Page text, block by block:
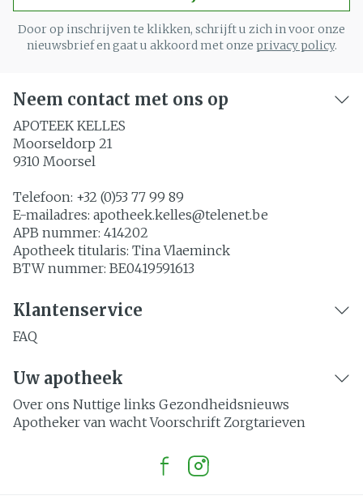
Door op inschrijven te klikken, schrijft u zich in voor onze
nieuwsbrief en gaat u akkoord met onze privacy policy.
Neem contact met ons op
APOTEEK KELLES
Moorseldorp 21
9310 Moorsel
Telefoon: +32 (0)53 77 99 89
E-mailadres: apotheek.kelles@telenet.be
APB nummer: 414202
Apotheek titularis: Tina Vlaeminck
BTW nummer: BE0419591613
Klantenservice
FAQ
Uw apotheek
Over ons Nuttige links Gezondheidsnieuws
Apotheker van wacht Voorschrift Zorgtarieven